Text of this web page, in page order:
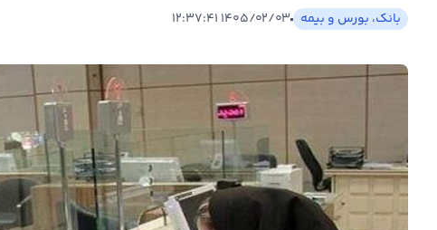
بانک، بورس و بیمه ۱۴۰۵/۰۲/۰۳ ۱۲:۳۷:۴۱